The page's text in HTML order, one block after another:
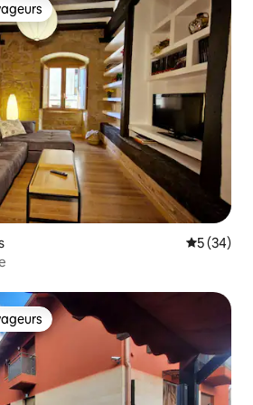
les plus appréciés
5 (34)
les plus appréciés